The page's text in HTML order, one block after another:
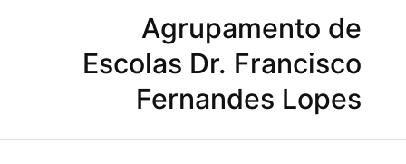
Agrupamento de
Escolas Dr. Francisco
Fernandes Lopes